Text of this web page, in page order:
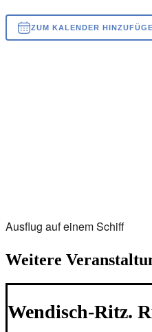
ZUM KALENDER
Ausflug auf einem Schiff
Weitere
Wendisch-Ritz.